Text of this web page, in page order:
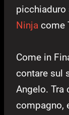
Ninja come
Come in
contare sul
Angelo.
compagno,